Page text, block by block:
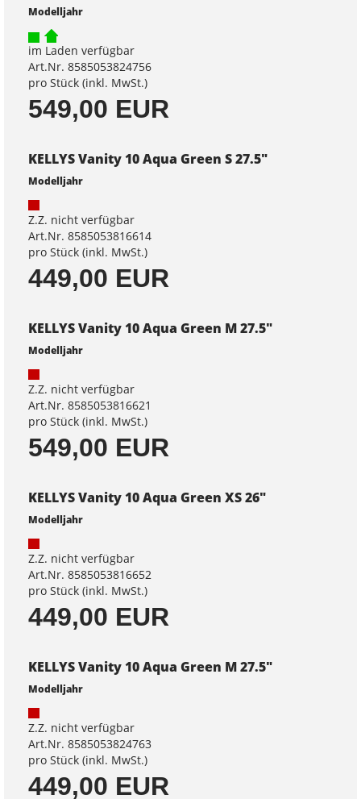
Modelljahr
im Laden verfügbar
Art.Nr. 8585053824756
pro Stück (inkl. MwSt.)
549,00 EUR
KELLYS Vanity 10 Aqua Green S 27.5"
Modelljahr
Z.Z. nicht verfügbar
Art.Nr. 8585053816614
pro Stück (inkl. MwSt.)
449,00 EUR
KELLYS Vanity 10 Aqua Green M 27.5"
Modelljahr
Z.Z. nicht verfügbar
Art.Nr. 8585053816621
pro Stück (inkl. MwSt.)
549,00 EUR
KELLYS Vanity 10 Aqua Green XS 26"
Modelljahr
Z.Z. nicht verfügbar
Art.Nr. 8585053816652
pro Stück (inkl. MwSt.)
449,00 EUR
KELLYS Vanity 10 Aqua Green M 27.5"
Modelljahr
Z.Z. nicht verfügbar
Art.Nr. 8585053824763
pro Stück (inkl. MwSt.)
449,00 EUR